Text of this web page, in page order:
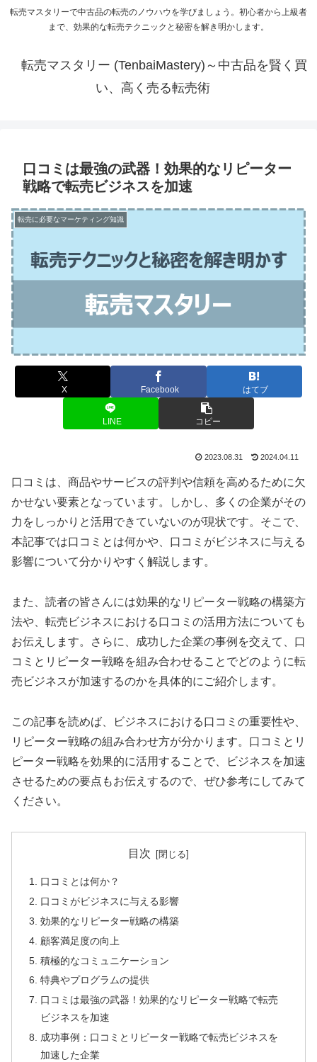
転売マスタリーで中古品の転売のノウハウを学びましょう。初心者から上級者
まで、効果的な転売テクニックと秘密を解き明かします。
転売マスタリー (TenbaiMastery)～中古品を賢く買
い、高く売る転売術
口コミは最強の武器！効果的なリピーター
戦略で転売ビジネスを加速
転売に必要なマーケティング知識
X Facebook はてブ
LINE コピー
2023.08.31 2024.04.11
口コミは、商品やサービスの評判や信頼を高めるために欠
かせない要素となっています。しかし、多くの企業がその
力をしっかりと活用できていないのが現状です。そこで、
本記事では口コミとは何かや、口コミがビジネスに与える
影響について分かりやすく解説します。
また、読者の皆さんには効果的なリピーター戦略の構築方
法や、転売ビジネスにおける口コミの活用方法についても
お伝えします。さらに、成功した企業の事例を交えて、口
コミとリピーター戦略を組み合わせることでどのように転
売ビジネスが加速するのかを具体的にご紹介します。
この記事を読めば、ビジネスにおける口コミの重要性や、
リピーター戦略の組み合わせ方が分かります。口コミとリ
ピーター戦略を効果的に活用することで、ビジネスを加速
させるための要点もお伝えするので、ぜひ参考にしてみて
ください。
目次
口コミとは何か？
口コミがビジネスに与える影響
効果的なリピーター戦略の構築
顧客満足度の向上
積極的なコミュニケーション
特典やプログラムの提供
口コミは最強の武器！効果的なリピーター戦略で転売
ビジネスを加速
成功事例：口コミとリピーター戦略で転売ビジネスを
加速した企業